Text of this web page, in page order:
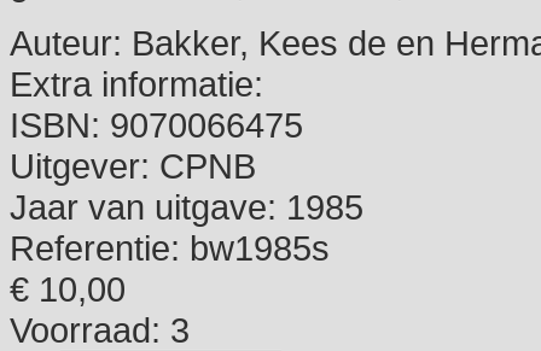
Auteur: Bakker, Kees de en
Extra informatie:
ISBN: 9070066475
Uitgever: CPNB
Jaar van uitgave: 1985
Referentie: bw1985s
€ 10,00
Voorraad: 3